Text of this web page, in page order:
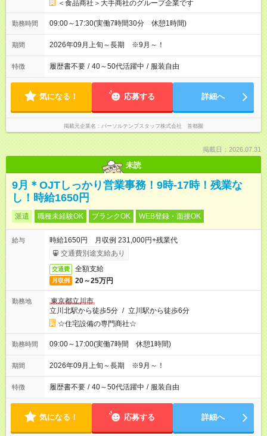
＜食品商社＞大手商社のグループ企業です
勤務時間 09:00～17:30(実働7時間30分 休憩1時間)
期間 2026年09月上旬～長期 ※9月～！
特徴 履歴書不要 / 40～50代活躍中 / 服装自由
気になる！ 応募する 詳細へ
掲載元企業名 パーソルテンプスタッフ株式会社 首都圏
掲載日：2026.07.31
未読
9月＊OJTしっかり営業事務！9時‐17時！残業な
し！時給1650円
派遣 職種未経験OK ブランクOK WEB登録・面接OK
給与
時給1650円 月収例 231,000円+残業代
交通費別途支給あり
交通費 全額支給
月収例 20～25万円
勤務地
東京都立川市
立川北駅から徒歩5分 / 立川駅から徒歩6分
☆住宅設備の専門商社☆
勤務時間 09:00～17:00(実働7時間 休憩1時間)
期間 2026年09月上旬～長期 ※9月～！
特徴 履歴書不要 / 40～50代活躍中 / 服装自由
気になる！ 応募する 詳細へ